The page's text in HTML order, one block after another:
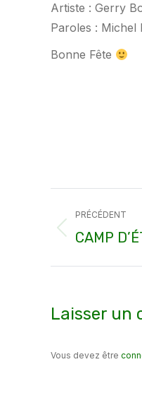
Artiste : Gerry
Paroles : Michel
Bonne Fête
article
PRÉCÉDENT
Article
CAMP
Laisser un
Vous devez être